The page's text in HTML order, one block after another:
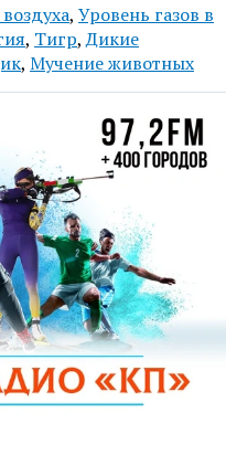
, Уровень газов в
, Тигр,Дикие
, Мучение животных